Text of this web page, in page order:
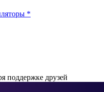
*
поддержке друзей